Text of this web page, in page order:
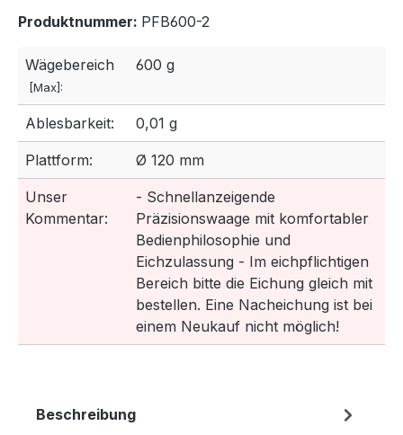
Produktnummer: PFB600-2
Wägebereich
[Max]:
600 g
Ablesbarkeit: 0,01 g
Plattform: Ø 120 mm
Unser
Kommentar:
- Schnellanzeigende
Präzisionswaage mit komfortabler
Bedienphilosophie und
Eichzulassung - Im eichpflichtigen
Bereich bitte die Eichung gleich mit
bestellen. Eine Nacheichung ist bei
einem Neukauf nicht möglich!
Beschreibung